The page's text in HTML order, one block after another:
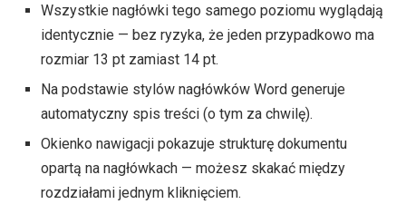
Wszystkie nagłówki tego samego poziomu wyglądają
identycznie — bez ryzyka, że jeden przypadkowo ma
rozmiar 13 pt zamiast 14 pt.
Na podstawie stylów nagłówków Word generuje
automatyczny spis treści (o tym za chwilę).
Okienko nawigacji pokazuje strukturę dokumentu
opartą na nagłówkach — możesz skakać między
rozdziałami jednym kliknięciem.